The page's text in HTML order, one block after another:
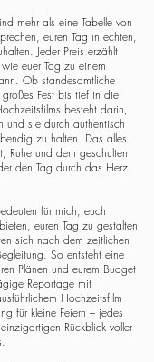
mehr als eine Tabelle von
euren Tag in echten,
Jeder Preis erzählt
euer Tag zu einem
Ob standesamtliche
Fest bis tief in die
besteht darin,
und sie durch authentisch
zu halten. Das alles
Ruhe und dem geschulten
den Tag durch das Herz
für mich, euch
euren Tag zu gestalten
sich nach dem zeitlichen
So entsteht eine
Plänen und eurem Budget
Reportage mit
Hochzeitsfilm
für kleine Feiern – jedes
Rückblick voller